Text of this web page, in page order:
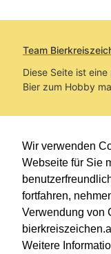
Wir verwenden
Webseite für Sie
fortfahren,
Verwendung von
Weitere
Team
Diese Seite ist
Bier zum Hobby
Sie befinden sich
im Pfad:
Erstellt: 2026-08-
Links